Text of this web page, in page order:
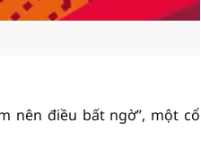
nên điều bất ngờ”, một cổ